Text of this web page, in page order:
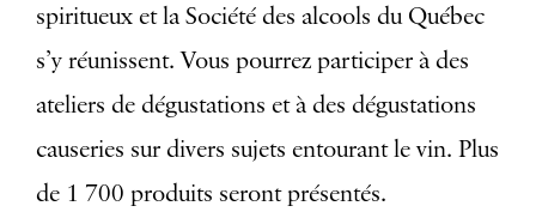
spiritueux et la Société des alcools du Québec
s’y réunissent. Vous pourrez participer à des
ateliers de dégustations et à des dégustations
causeries sur divers sujets entourant le vin. Plus
de 1 700 produits seront présentés.